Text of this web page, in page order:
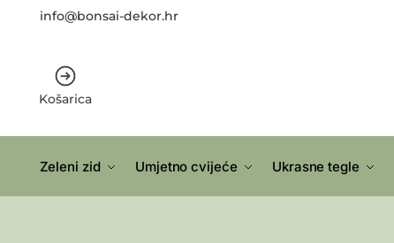
info@bonsai-dekor.hr
Košarica
Zeleni zid Umjetno cvijeće Ukrasne tegle